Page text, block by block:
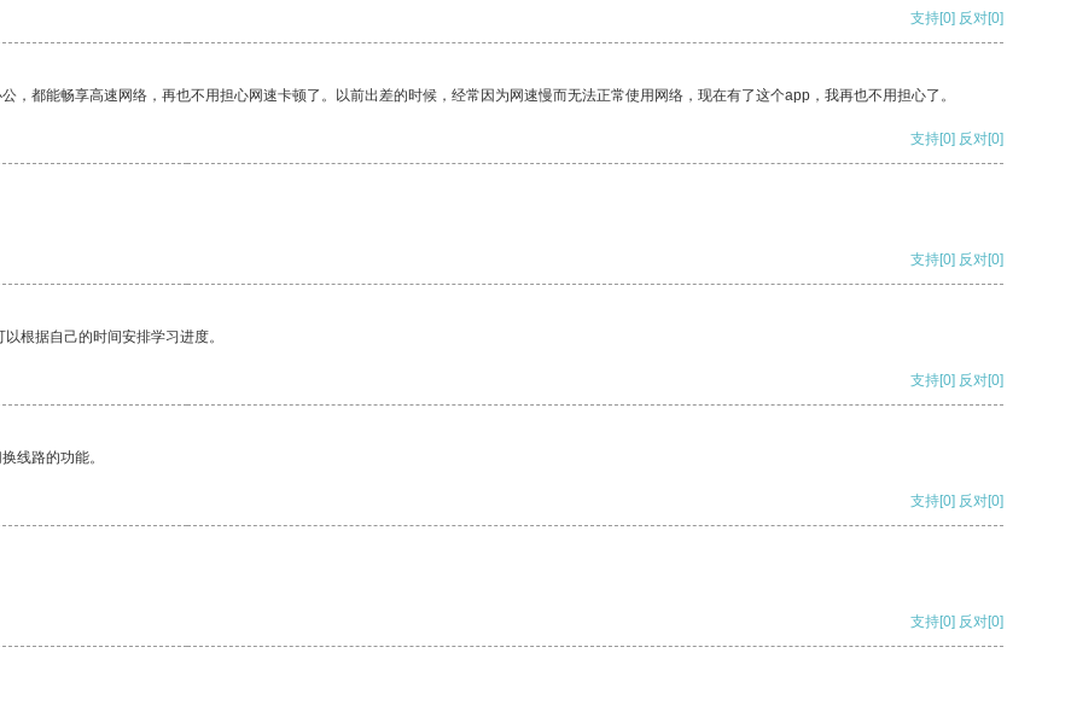
支持[0] 反对[0]
都能畅享高速网络，再也不用担心网速卡顿了。以前出差的时候，经常因为网速慢而无法正常使用网络，现在有了这个app，我再也不用担心了。
支持[0] 反对[0]
支持[0] 反对[0]
根据自己的时间安排学习进度。
支持[0] 反对[0]
线路的功能。
支持[0] 反对[0]
支持[0] 反对[0]